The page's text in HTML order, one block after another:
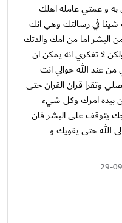
به و عمتي عامله اهلك
في رسالتك وهي انك
البشر اما من امك والدتك
لا تفكري انه يمكن ان
من عند الله حوالي انت
وتقرا قران القران حتى
بيده امرك وكل شيء
يتوقف على البشر فان
الله حتى يقويك و
29-